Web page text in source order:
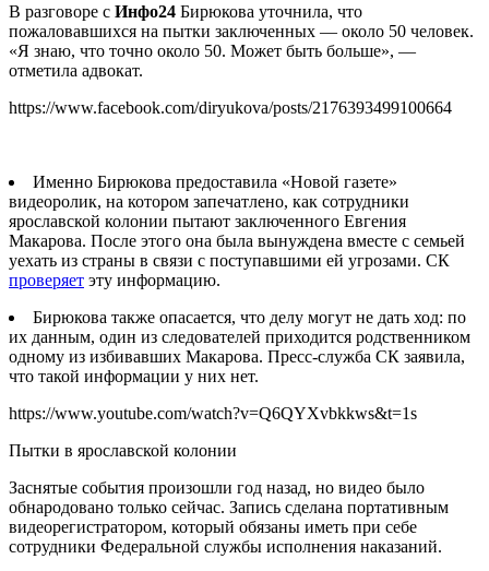
В разговоре с Инфо24 Бирюкова уточнила, что
пожаловавшихся на пытки заключенных — около 50 человек.
«Я знаю, что точно около 50. Может быть больше», —
отметила адвокат.
https://www.facebook.com/diryukova/posts/2176393499100664
Именно Бирюкова предоставила «Новой газете»
видеоролик, на котором запечатлено, как сотрудники
ярославской колонии пытают заключенного Евгения
Макарова. После этого она была вынуждена вместе с семьей
уехать из страны в связи с поступавшими ей угрозами. СК
проверяет эту информацию.
Бирюкова также опасается, что делу могут не дать ход: по
их данным, один из следователей приходится родственником
одному из избивавших Макарова. Пресс-служба СК заявила,
что такой информации у них нет.
https://www.youtube.com/watch?v=Q6QYXvbkkws&t=1s
Пытки в ярославской колонии
Заснятые события произошли год назад, но видео было
обнародовано только сейчас. Запись сделана портативным
видеорегистратором, который обязаны иметь при себе
сотрудники Федеральной службы исполнения наказаний.